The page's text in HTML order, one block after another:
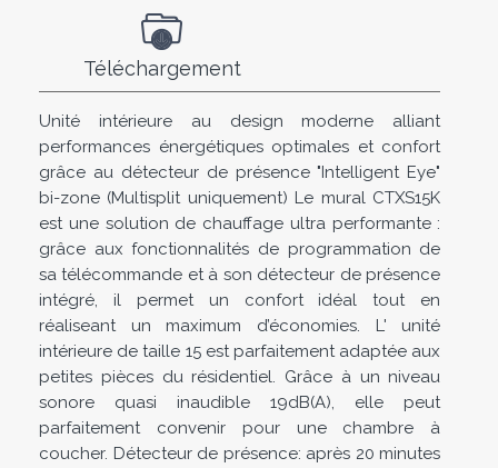
Téléchargement
Unité intérieure au design moderne alliant
performances énergétiques optimales et confort
grâce au détecteur de présence "Intelligent Eye"
bi-zone (Multisplit uniquement) Le mural CTXS15K
est une solution de chauffage ultra performante :
grâce aux fonctionnalités de programmation de
sa télécommande et à son détecteur de présence
intégré, il permet un confort idéal tout en
réaliseant un maximum d’économies. L' unité
intérieure de taille 15 est parfaitement adaptée aux
petites pièces du résidentiel. Grâce à un niveau
sonore quasi inaudible 19dB(A), elle peut
parfaitement convenir pour une chambre à
coucher. Détecteur de présence: après 20 minutes